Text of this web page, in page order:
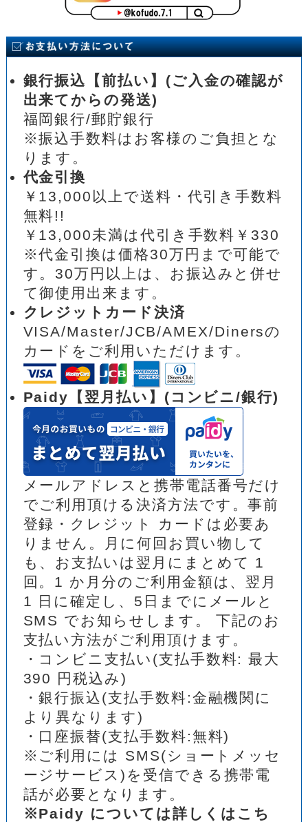
銀行振込【前払い】(ご入金の確認が
出来てからの発送)
福岡銀行/郵貯銀行
※振込手数料はお客様のご負担とな
ります。
代金引換
￥13,000以上で送料・代引き手数料
無料!!
￥13,000未満は代引き手数料￥330
※代金引換は価格30万円まで可能で
す。30万円以上は、お振込みと併せ
て御使用出来ます。
クレジットカード決済
VISA/Master/JCB/AMEX/Dinersの
カードをご利用いただけます。
Paidy【翌月払い】(コンビニ/銀行)
メールアドレスと携帯電話番号だけ
でご利用頂ける決済方法です。事前
登録・クレジット カードは必要あ
りません。月に何回お買い物して
も、お支払いは翌月にまとめて 1
回。1 か月分のご利用金額は、翌月
1 日に確定し、5日までにメールと
SMS でお知らせします。 下記のお
支払い方法がご利用頂けます。
・コンビニ支払い(支払手数料: 最大
390 円税込み)
・銀行振込(支払手数料:金融機関に
より異なります)
・口座振替(支払手数料:無料)
※ご利用には SMS(ショートメッセ
ージサービス)を受信できる携帯電
話が必要となります。
※Paidy については詳しくはこち